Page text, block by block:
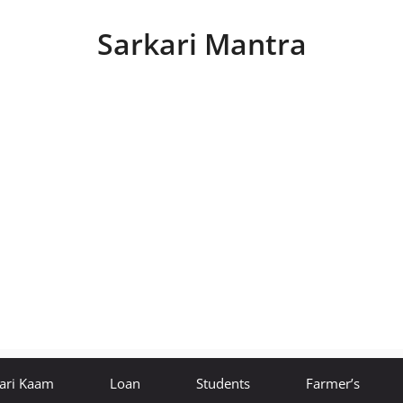
Sarkari Mantra
Kaam Loan Students Farmer’s